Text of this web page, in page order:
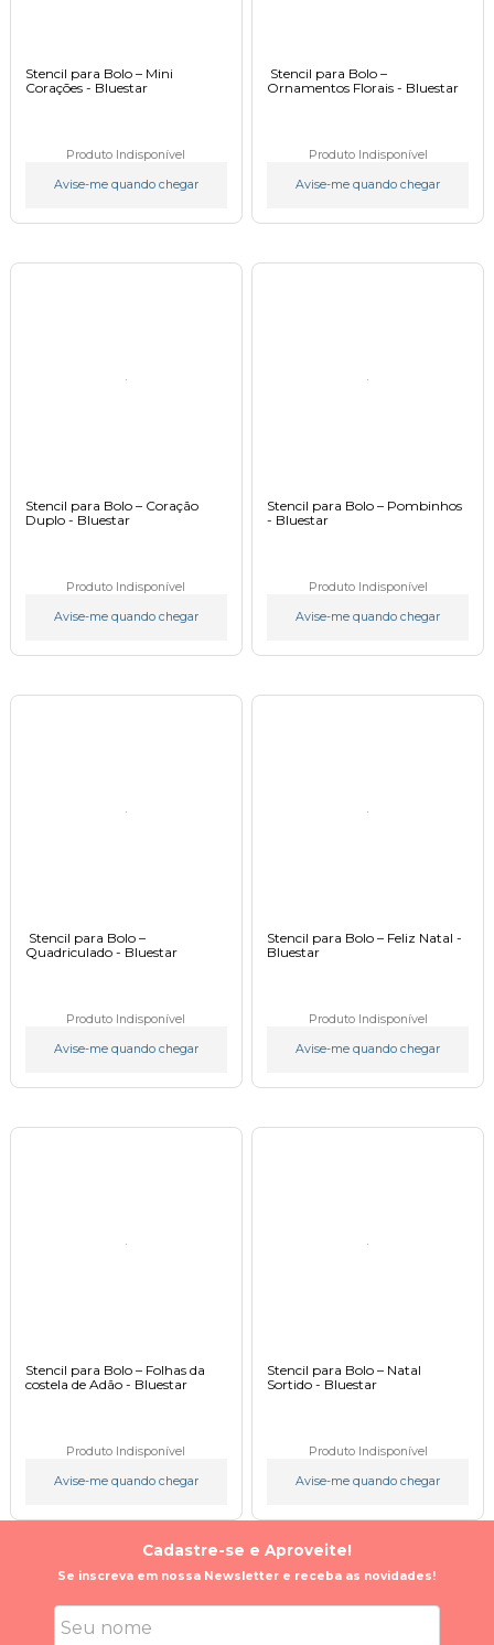
Stencil para Bolo – Mini
Corações - Bluestar
Produto Indisponível
Avise-me quando chegar
Stencil para Bolo –
Ornamentos Florais - Bluestar
Produto Indisponível
Avise-me quando chegar
Stencil para Bolo – Coração
Duplo - Bluestar
Produto Indisponível
Avise-me quando chegar
Stencil para Bolo – Pombinhos
- Bluestar
Produto Indisponível
Avise-me quando chegar
Stencil para Bolo –
Quadriculado - Bluestar
Produto Indisponível
Avise-me quando chegar
Stencil para Bolo – Feliz Natal -
Bluestar
Produto Indisponível
Avise-me quando chegar
Stencil para Bolo – Folhas da
costela de Adão - Bluestar
Produto Indisponível
Avise-me quando chegar
Stencil para Bolo – Natal
Sortido - Bluestar
Produto Indisponível
Avise-me quando chegar
Cadastre-se e Aproveite!
Se inscreva em nossa Newsletter e receba as novidades!